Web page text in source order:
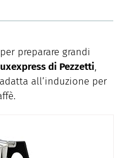
preparare grandi
di Pezzetti,
all’induzione per